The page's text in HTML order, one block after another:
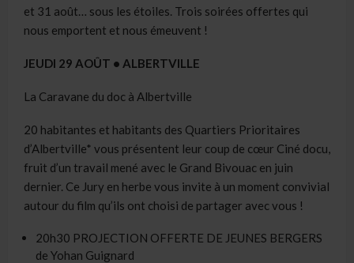
et 31 août… sous les étoiles. Trois soirées offertes qui
nous emportent et nous émeuvent !
JEUDI 29 AOÛT • ALBERTVILLE
La Caravane du doc à Albertville
20 habitantes et habitants des Quartiers Prioritaires
d’Albertville* vous présentent leur coup de cœur Ciné docu,
fruit d’un travail mené avec le Grand Bivouac en juin
dernier. Ce Jury en herbe vous invite à un moment convivial
autour du film qu’ils ont choisi de partager avec vous !
20h30 PROJECTION OFFERTE DE JEUNES BERGERS
de Yohan Guignard